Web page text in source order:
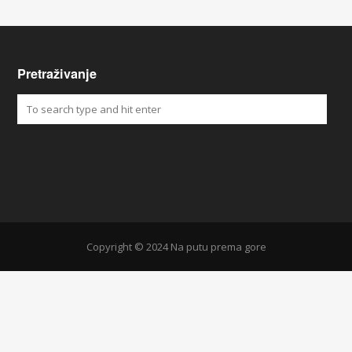
Pretraživanje
Copyright © 2024 Na putu prema gore